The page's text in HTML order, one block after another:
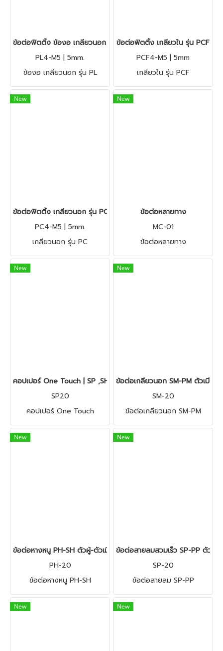
ข้อต่อฟิตติ้ง ข้องอ เกลียวนอก รุ่น PL
PL4-M5 | 5mm.
ข้องอ เกลียวนอก รุ่น PL
ข้อต่อฟิตติ้ง เกลียวใน รุ่น PCF
PCF4-M5 | 5mm
เกลียวใน รุ่น PCF
New
ข้อต่อฟิตติ้ง เกลียวนอก รุ่น PC
PC4-M5 | 5mm.
เกลียวนอก รุ่น PC
New
ข้อต่อหลายทาง
MC-01
ข้อต่อหลายทาง
New
คอปเปอร์ One Touch | SP ,SH ,SF ,SM |
SP20
คอปเปอร์ One Touch
New
ข้อต่อเกลียวนอก SM-PM ตัวเมีย
SM-20
ข้อต่อเกลียวนอก SM-PM
New
ข้อต่อหางหนู PH-SH ตัวผู้-ตัวเมีย ขนาด 16" ,8" ,2" ใช้กับสายลม PVC
PH-20
ข้อต่อหางหนู PH-SH
New
ข้อต่อสายลมสวมเร็ว SP-PP ตัวเ
SP-20
ข้อต่อสายลม SP-PP
New New